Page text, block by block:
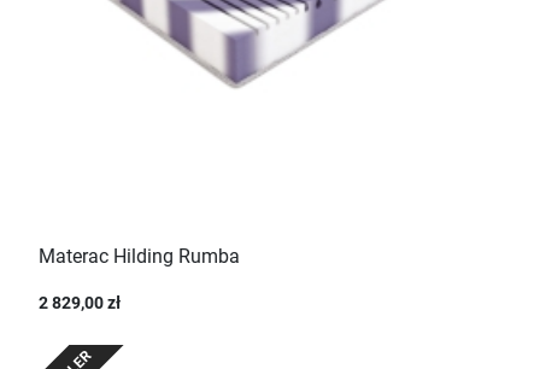
Materac Hilding Rumba
2 829,00 zł